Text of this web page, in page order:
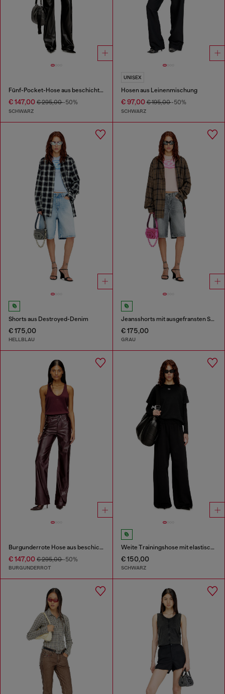
Fünf-Pocket-Hose aus beschichtetem Stoff
€ 147,00 € 295,00-50%
SCHWARZ
UNISEX
Hosen aus Leinenmischung
€ 97,00€ 195,00-50%
SCHWARZ
Shorts aus Destroyed-Denim
€ 175,00
HELLBLAU
Jeansshorts mit ausgefransten Säumen
€ 175,00
GRAU
Burgunderrote Hose aus beschichtetem Stoff
€ 147,00 € 295,00-50%
BURGUNDERROT
Weite Trainingshose mit elastischem Bund
€ 150,00
SCHWARZ